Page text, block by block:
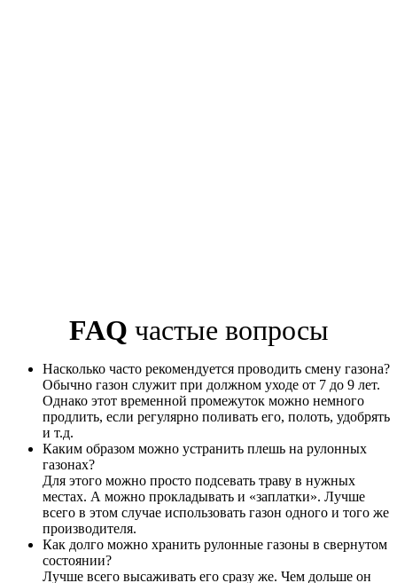
FAQ частые вопросы
Насколько часто рекомендуется проводить смену газона?
Обычно газон служит при должном уходе от 7 до 9 лет.
Однако этот временной промежуток можно немного
продлить, если регулярно поливать его, полоть, удобрять
и т.д.
Каким образом можно устранить плешь на рулонных
газонах?
Для этого можно просто подсевать траву в нужных
местах. А можно прокладывать и «заплатки». Лучше
всего в этом случае использовать газон одного и того же
производителя.
Как долго можно хранить рулонные газоны в свернутом
состоянии?
Лучше всего высаживать его сразу же. Чем дольше он